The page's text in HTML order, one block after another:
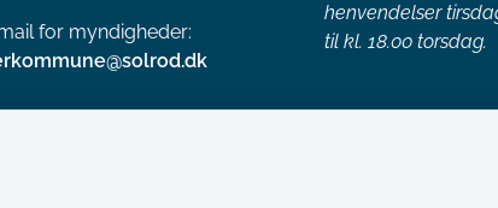
for myndigheder:
henvendelser
til kl. 18.00 torsdag.